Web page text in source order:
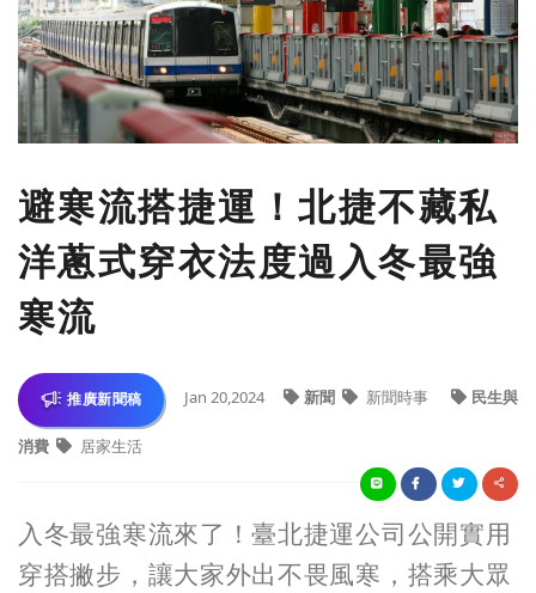
避寒流搭捷運！北捷不藏私
洋蔥式穿衣法度過入冬最強
寒流
推廣新聞稿 Jan 20,2024 新聞 新聞時事 民生與
消費 居家生活
入冬最強寒流來了 ！臺北捷運公司公開實用
穿搭撇步，讓大家外出不畏風寒，搭乘大眾